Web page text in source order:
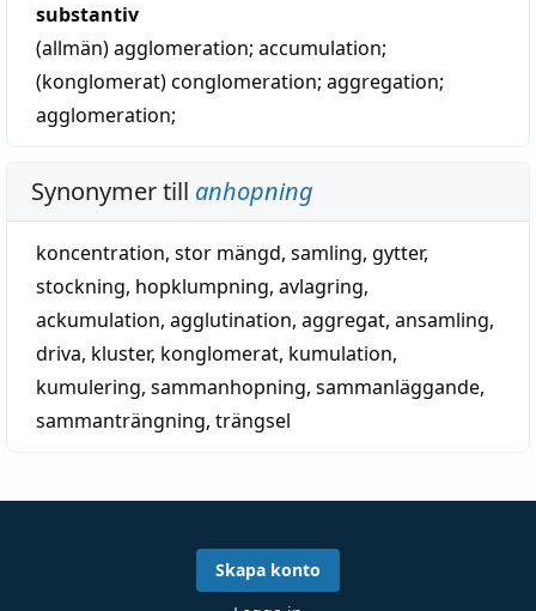
substantiv
(allmän)agglomeration; accumulation;
(konglomerat)conglomeration; aggregation;
agglomeration;
Synonymer till anhopning
koncentration, stor mängd, samling, gytter,
stockning, hopklumpning, avlagring,
ackumulation, agglutination, aggregat, ansamling,
driva, kluster, konglomerat, kumulation,
kumulering, sammanhopning, sammanläggande,
sammanträngning, trängsel
Skapa konto